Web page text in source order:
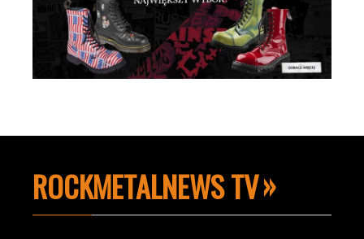
ROCKMETALNEWS TV